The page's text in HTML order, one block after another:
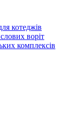
котеджів
воріт
комплексів